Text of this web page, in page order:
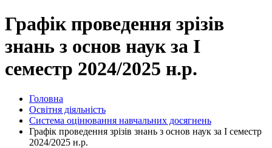
Графік проведення зрізів
знань з основ наук за І
семестр 2024/2025 н.р.
Головна
Освітня діяльність
Система оцінювання навчальних досягнень
Графік проведення зрізів знань з основ наук за І семестр
2024/2025 н.р.